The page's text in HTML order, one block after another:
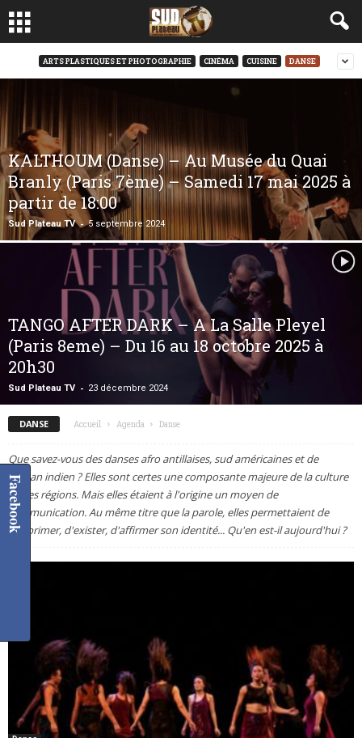
ARTS PLASTIQUES ET PHOTOGRAPHIE CINÉMA CUISINE DANSE
KALTHOUM (Danse) – Au Musée du Quai
Branly (Paris 7ème) – Samedi 17 mai 2025 à
partir de 18:00
Sud Plateau TV - 5 septembre 2024
TANGO AFTER DARK – A La Salle Pleyel
(Paris 8eme) – Du 16 au 18 octobre 2025 à
20h30
Sud Plateau TV - 23 décembre 2024
DANSE Accueil Agenda Danse
Que savez-vous des danses afro antillaises, sud américaines et de
l'océan indien ? Elles sont certes une composante majeure de la culture
de ces régions. Mais elles étaient à l'origine un moyen de
communication. Au même titre que la parole, elles permettaient de
s'exprimer, d'exister, d'affirmer son identité... Qu'en est-il aujourd'hui ?
Facebook